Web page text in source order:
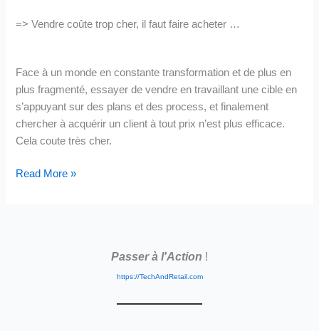
=> Vendre coûte trop cher, il faut faire acheter …
Face à un monde en constante transformation et de plus en
plus fragmenté, essayer de vendre en travaillant une cible en
s’appuyant sur des plans et des process, et finalement
chercher à acquérir un client à tout prix n’est plus efficace.
Cela coute très cher.
Marketing,
Read More »
Passer à l'Action !
https://TechAndRetail.com